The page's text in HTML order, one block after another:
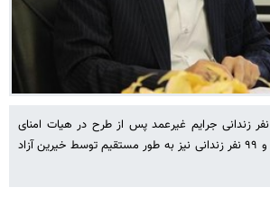
از این تعداد پرونده ۱۶۵ نفر زندانی جرایم غیرعمد پس از طرح در هیات امنای
نمایندگی ستاد دیه استان و ۹۹ نفر زندانی نیز به طور مستقیم توسط خیرین آزاد